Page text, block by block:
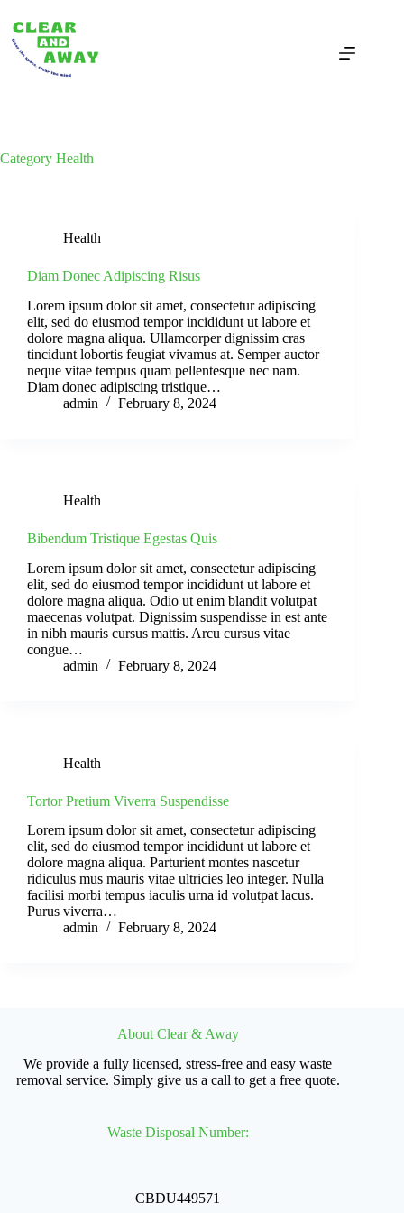
content
Category Health
Health
Diam Donec Adipiscing Risus
Lorem ipsum dolor sit amet, consectetur adipiscing
elit, sed do eiusmod tempor incididunt ut labore et
dolore magna aliqua. Ullamcorper dignissim cras
tincidunt lobortis feugiat vivamus at. Semper auctor
neque vitae tempus quam pellentesque nec nam.
Diam donec adipiscing tristique…
admin
February 8, 2024
Health
Bibendum Tristique Egestas Quis
Lorem ipsum dolor sit amet, consectetur adipiscing
elit, sed do eiusmod tempor incididunt ut labore et
dolore magna aliqua. Odio ut enim blandit volutpat
maecenas volutpat. Dignissim suspendisse in est ante
in nibh mauris cursus mattis. Arcu cursus vitae
congue…
admin
February 8, 2024
Health
Tortor Pretium Viverra Suspendisse
Lorem ipsum dolor sit amet, consectetur adipiscing
elit, sed do eiusmod tempor incididunt ut labore et
dolore magna aliqua. Parturient montes nascetur
ridiculus mus mauris vitae ultricies leo integer. Nulla
facilisi morbi tempus iaculis urna id volutpat lacus.
Purus viverra…
admin
February 8, 2024
About Clear & Away
We provide a fully licensed, stress-free and easy waste
removal service. Simply give us a call to get a free quote.
Waste Disposal Number:
CBDU449571